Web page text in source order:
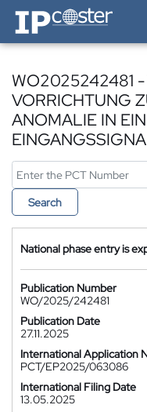
IP-Coster — Home
WO2025242481 -
VORRICHTUNG
ANOMALIE IN
Search
National phase entry is
Publication Number
WO/2025/242481
Publication Date
27.11.2025
International Application
PCT/EP2025/063086
International Filing Date
13.05.2025